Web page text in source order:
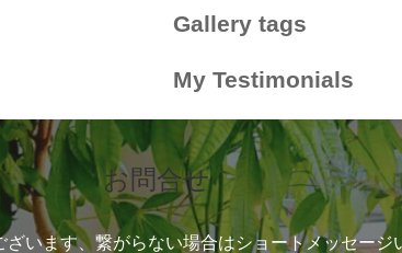
Gallery tags
My Testimonials
お問合せ
います、繋がらない場合はショートメッセージ